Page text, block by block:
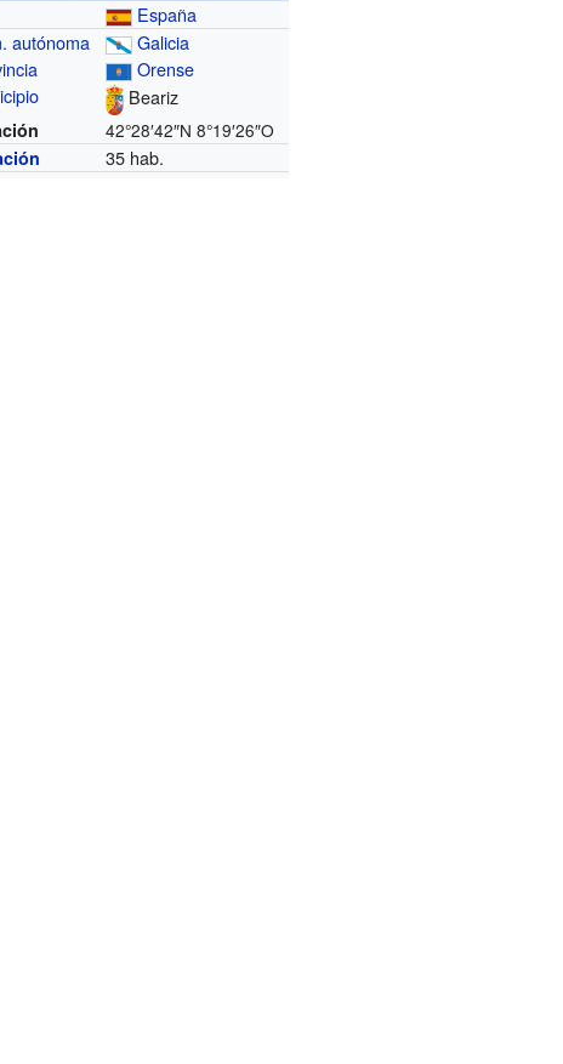
España
autónoma
Galicia
Orense
Beariz
42°28′42″N 8°19′26″O
35 hab.